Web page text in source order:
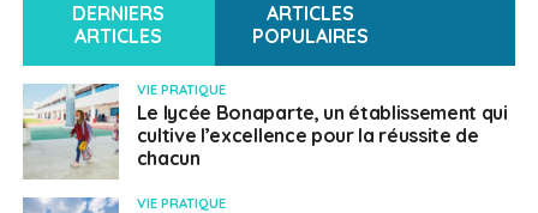
DERNIERS
ARTICLES
ARTICLES
POPULAIRES
VIE PRATIQUE
Le lycée Bonaparte, un établissement qui
cultive l’excellence pour la réussite de
chacun
VIE PRATIQUE